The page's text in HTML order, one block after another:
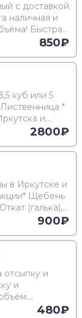
с доставкой
наличная и
Быстрая
850₽
куб или 5
*
и
2800₽
и
Щебень
(галька),
900₽
и
480₽